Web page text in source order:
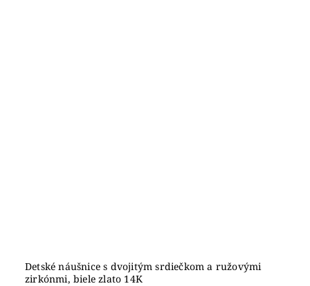
Detské náušnice s dvojitým srdiečkom a ružovými
zirkónmi, biele zlato 14K